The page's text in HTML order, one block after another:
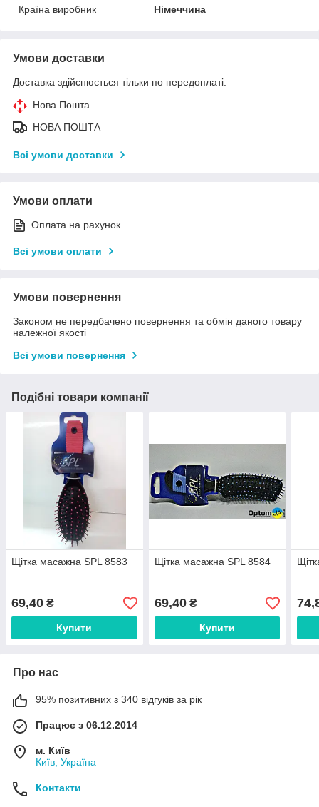
Країна виробник
Німеччина
Умови доставки
Доставка здійснюється тільки по передоплаті.
Нова Пошта
НОВА ПОШТА
Всі умови доставки
Умови оплати
Оплата на рахунок
Всі умови оплати
Умови повернення
Законом не передбачено повернення та обмін даного товару
належної якості
Всі умови повернення
Подібні товари компанії
Щітка масажна SPL 8583
69,40 ₴
Купити
Щітка масажна SPL 8584
69,40₴
Купити
Про нас
95% позитивних з 340 відгуків за рік
Працює з 06.12.2014
м. Київ
Київ, Україна
Контакти